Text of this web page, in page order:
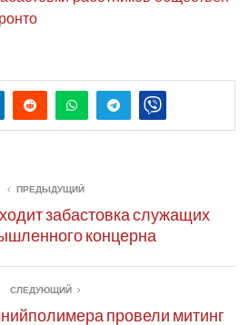
ПРЕДЫДУЩИЙ
забастовка служащих
концерна
СЛЕДУЮЩИЙ
провели митинг